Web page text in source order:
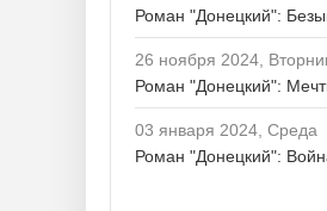
Роман "Донецкий":
26 ноября 2024,
Роман "Донецкий":
03 января 2024, Среда
Роман "Донецкий":